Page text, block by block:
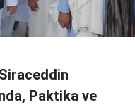
Paktika ve